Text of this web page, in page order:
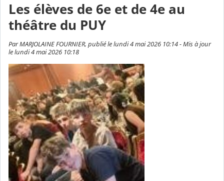
Les élèves de 6e et de 4e au
théâtre du PUY
Par MARJOLAINE FOURNIER, publié le lundi 4 mai 2026 10:14 - Mis à jour
le lundi 4 mai 2026 10:18